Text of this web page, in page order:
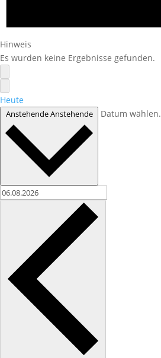
Hinweis
Es wurden keine Ergebnisse gefunden.
Heute
AnstehendeAnstehende Datum wählen.